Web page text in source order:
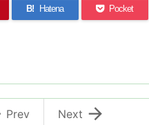
B! Hatena Pocket

Next
Prev